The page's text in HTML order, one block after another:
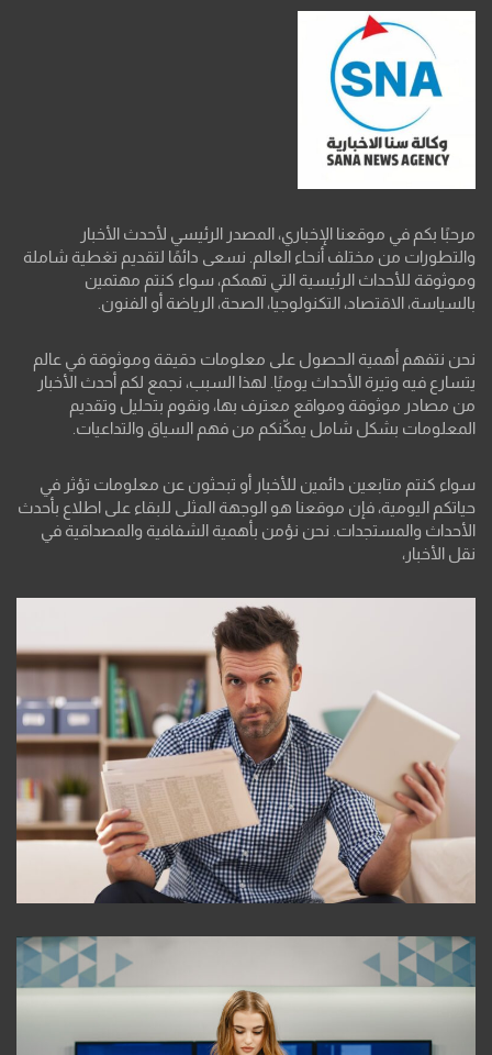
مرحبًا بكم في موقعنا الإخباري، المصدر الرئيسي لأحدث الأخبار
والتطورات من مختلف أنحاء العالم. نسعى دائمًا لتقديم تغطية شاملة
وموثوقة للأحداث الرئيسية التي تهمكم، سواء كنتم مهتمين
بالسياسة، الاقتصاد، التكنولوجيا، الصحة، الرياضة أو الفنون.
نحن نتفهم أهمية الحصول على معلومات دقيقة وموثوقة في عالم
يتسارع فيه وتيرة الأحداث يوميًا. لهذا السبب، نجمع لكم أحدث الأخبار
من مصادر موثوقة ومواقع معترف بها، ونقوم بتحليل وتقديم
المعلومات بشكل شامل يمكّنكم من فهم السياق والتداعيات.
سواء كنتم متابعين دائمين للأخبار أو تبحثون عن معلومات تؤثر في
حياتكم اليومية، فإن موقعنا هو الوجهة المثلى للبقاء على اطلاع بأحدث
الأحداث والمستجدات. نحن نؤمن بأهمية الشفافية والمصداقية في
نقل الأخبار،